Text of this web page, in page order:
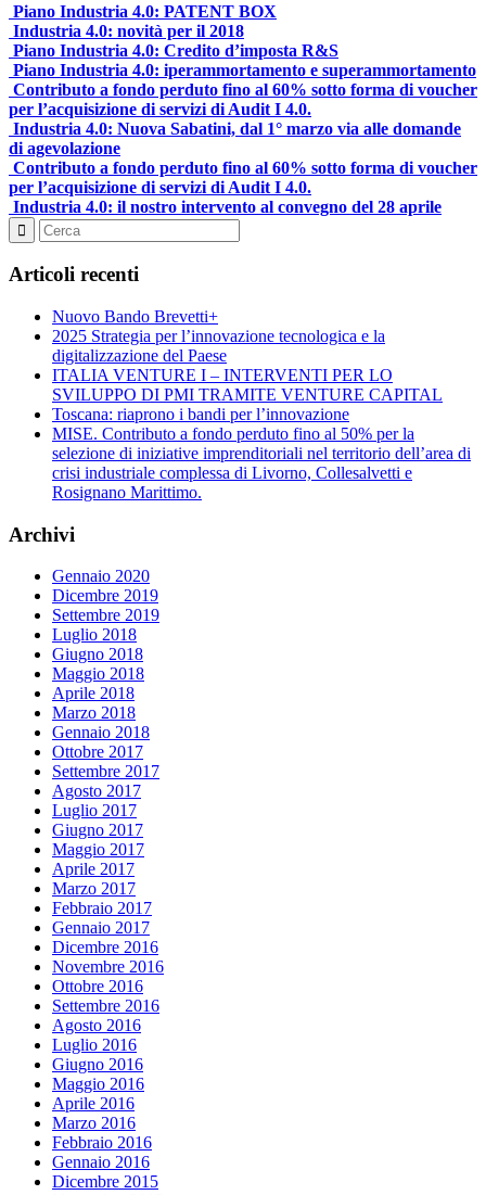
Piano Industria 4.0: PATENT BOX
Industria 4.0: novità per il 2018
Piano Industria 4.0: Credito d’imposta R&S
Piano Industria 4.0: iperammortamento e superammortamento
Contributo a fondo perduto fino al 60% sotto forma di voucher
per l’acquisizione di servizi di Audit I 4.0.
Industria 4.0: Nuova Sabatini, dal 1° marzo via alle domande
di agevolazione
Contributo a fondo perduto fino al 60% sotto forma di voucher
per l’acquisizione di servizi di Audit I 4.0.
Industria 4.0: il nostro intervento al convegno del 28 aprile
Articoli recenti
Nuovo Bando Brevetti+
2025 Strategia per l’innovazione tecnologica e la
digitalizzazione del Paese
ITALIA VENTURE I – INTERVENTI PER LO
SVILUPPO DI PMI TRAMITE VENTURE CAPITAL
Toscana: riaprono i bandi per l’innovazione
MISE. Contributo a fondo perduto fino al 50% per la
selezione di iniziative imprenditoriali nel territorio dell’area di
crisi industriale complessa di Livorno, Collesalvetti e
Rosignano Marittimo.
Archivi
Gennaio 2020
Dicembre 2019
Settembre 2019
Luglio 2018
Giugno 2018
Maggio 2018
Aprile 2018
Marzo 2018
Gennaio 2018
Ottobre 2017
Settembre 2017
Agosto 2017
Luglio 2017
Giugno 2017
Maggio 2017
Aprile 2017
Marzo 2017
Febbraio 2017
Gennaio 2017
Dicembre 2016
Novembre 2016
Ottobre 2016
Settembre 2016
Agosto 2016
Luglio 2016
Giugno 2016
Maggio 2016
Aprile 2016
Marzo 2016
Febbraio 2016
Gennaio 2016
Dicembre 2015